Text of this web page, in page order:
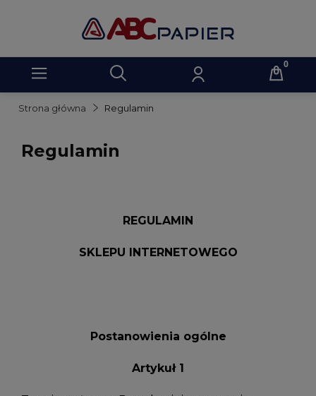
Strona główna Regulamin
Regulamin
REGULAMIN
SKLEPU INTERNETOWEGO
Postanowienia ogólne
Artykuł 1